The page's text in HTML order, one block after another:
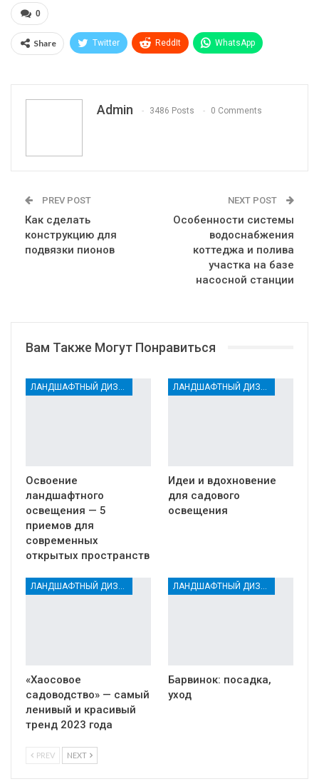
0
Share Twitter ReddIt WhatsApp
Admin 3486 Posts 0 Comments
PREV POST
Как сделать
конструкцию для
подвязки пионов
NEXT POST
Особенности системы
водоснабжения
коттеджа и полива
участка на базе
насосной станции
Вам Также Могут Понравиться
Освоение
ландшафтного
освещения — 5
приемов для
современных
открытых пространств
Идеи и вдохновение
для садового
освещения
ЛАНДШАФТНЫЙ ДИЗАЙН
«Хаосовое
садоводство» — самый
ленивый и красивый
тренд 2023 года
ЛАНДШАФТНЫЙ ДИЗАЙН
Барвинок: посадка,
уход
PREV NEXT